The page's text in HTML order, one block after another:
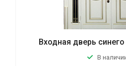
Входная дверь
В